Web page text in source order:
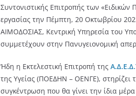
Συντονιστικής Επιτροπής των
εργασίας την Πέμπτη, 20 Οκτωβρίου
ΑΙΜΟΔΟΣΙΑΣ, Κεντρική Υπηρεσία του
συμμετέχουν στην Πανυγειονομική
Ήδη η Εκτελεστική Επιτροπή της
της Υγείας (ΠΟΕΔΗΝ – ΟΕΝΓΕ), στηρίζει
συγκέντρωση που θα γίνει την ίδια